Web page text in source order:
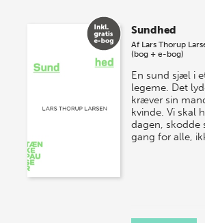
Sundhed
Af Lars Thorup
(bog + e-bog)
En sund sjæl i
legeme. Det
kræver sin
kvinde. Vi skal
dagen, skodde
gang for alle,